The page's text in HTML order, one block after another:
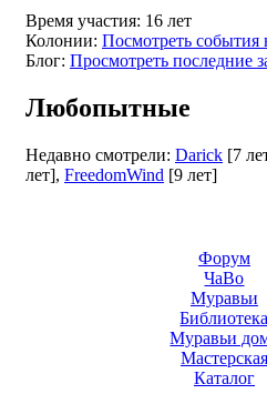
Время участия: 16 лет
Колонии: Посмотреть события
Блог: Просмотреть последние
Любопытные
Недавно смотрели: Darick [7
лет], FreedomWind [9 лет]
Форум
ЧаВо
Муравьи
Муравьи
Мастерская
Каталог